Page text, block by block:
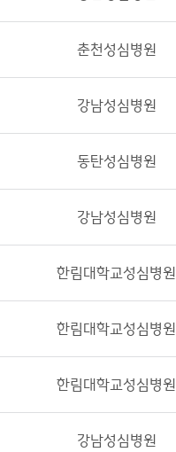
춘천성심병원
강남성심병원
동탄성심병원
강남성심병원
한림대학교성심병원
한림대학교성심병원
한림대학교성심병원
강남성심병원